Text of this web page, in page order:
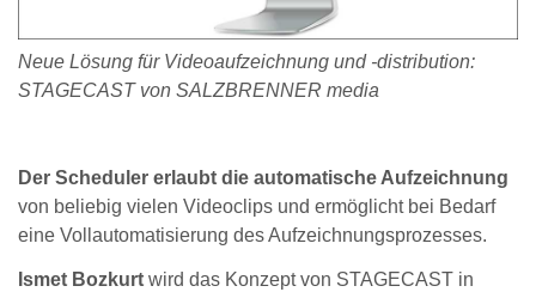
Neue Lösung für Videoaufzeichnung und -distribution:
STAGECAST von SALZBRENNER media
Der Scheduler erlaubt die automatische Aufzeichnung
von beliebig vielen Videoclips und ermöglicht bei Bedarf
eine Vollautomatisierung des Aufzeichnungsprozesses.
Ismet Bozkurt wird das Konzept von STAGECAST in